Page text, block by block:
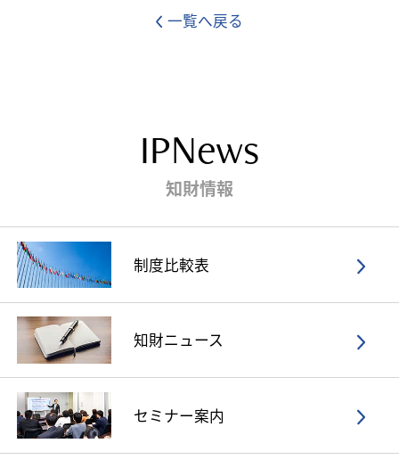
一覧へ戻る
IPNews
知財情報
制度比較表
知財ニュース
セミナー案内